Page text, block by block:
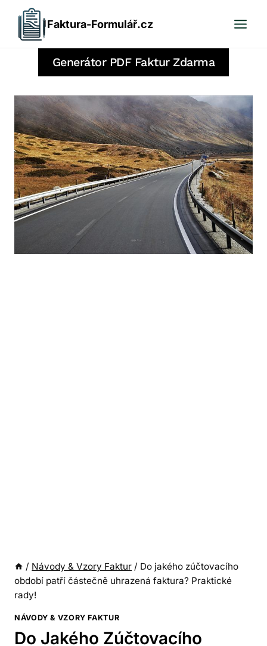
Přeskočit
obsah
Faktura-Formulář.cz
Generátor PDF Faktur Zdarma
/ Návody & Vzory Faktur / Do jakého zúčtovacího
období patří částečně uhrazená faktura? Praktické
rady!
NÁVODY & VZORY FAKTUR
Do Jakého Zúčtovacího